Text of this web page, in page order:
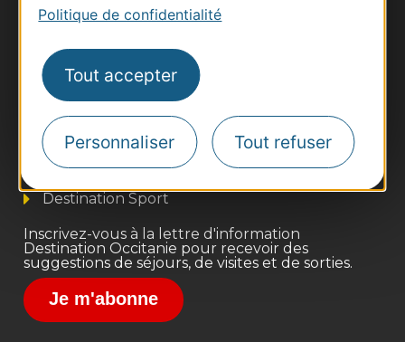
Politique de confidentialité
Tout accepter
Personnaliser Tout refuser
Thermalisme
Business/Mice
Pros d'Occitanie
Site presse et d'influence
Voyagistes
Destination Sport
Inscrivez-vous à la lettre d'information
Destination Occitanie pour recevoir des
suggestions de séjours, de visites et de sorties.
Je m'abonne